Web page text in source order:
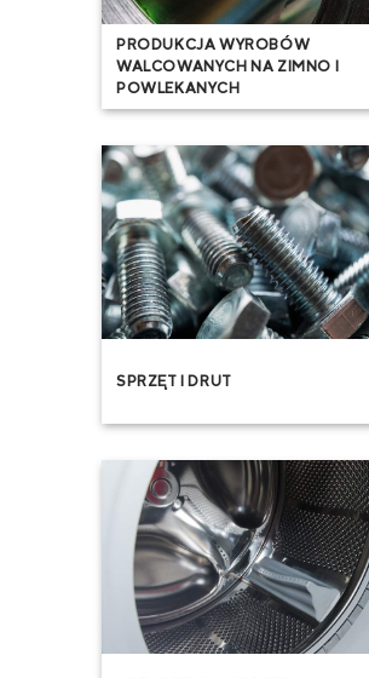
PRODUKCJA WYROBÓW
WALCOWANYCH NA ZIMNO I
POWLEKANYCH
SPRZĘT I DRUT